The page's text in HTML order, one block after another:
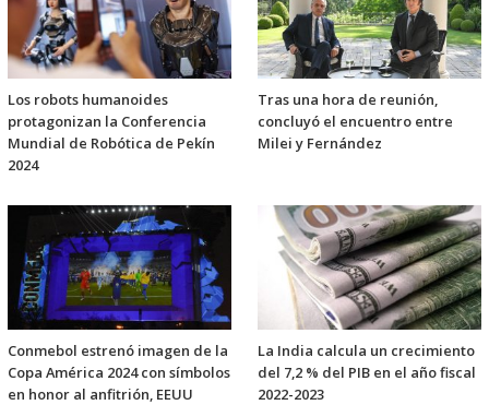
Los robots humanoides
protagonizan la Conferencia
Mundial de Robótica de Pekín
2024
Tras una hora de reunión,
concluyó el encuentro entre
Milei y Fernández
Conmebol estrenó imagen de la
Copa América 2024 con símbolos
en honor al anfitrión, EEUU
La India calcula un crecimiento
del 7,2 % del PIB en el año fiscal
2022-2023